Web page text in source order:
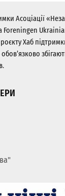
Асоціації
Foreningen
Хаб